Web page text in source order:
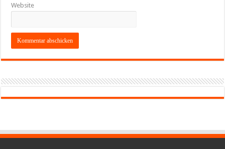
Website